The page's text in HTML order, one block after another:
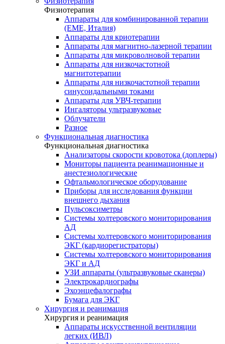
Физиотерапия
Аппараты для комбинированной терапии
(EME, Италия)
Аппараты для криотерапии
Аппараты для магнитно-лазерной терапии
Аппараты для микроволновой терапии
Аппараты для низкочастотной
магнитотерапии
Аппараты для низкочастотной терапии
синусоидальными токами
Аппараты для УВЧ-терапии
Ингаляторы ультразвуковые
Облучатели
Разное
Функциональная диагностика
Функциональная диагностика
Анализаторы скорости кровотока (доплеры)
Мониторы пациента реанимационные и
анестезиологические
Офтальмологическое оборудование
Приборы для исследования функции
внешнего дыхания
Пульсоксиметры
Системы холтеровского мониторирования
АД
Системы холтеровского мониторирования
ЭКГ (кардиорегистраторы)
Системы холтеровского мониторирования
ЭКГ и АД
УЗИ аппараты (ультразвуковые сканеры)
Электрокардиографы
Эхоэнцефалографы
Бумага для ЭКГ
Хирургия и реанимация
Хирургия и реанимация
Аппараты искусственной вентиляции
легких (ИВЛ)